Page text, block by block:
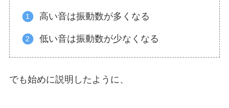
高い音は振動数が多くなる
低い音は振動数が少なくなる
でも始めに説明したように、